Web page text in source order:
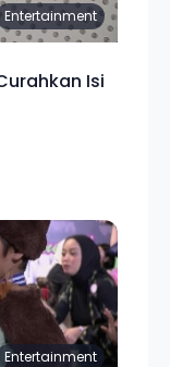
Entertainment
Isi
Entertainment